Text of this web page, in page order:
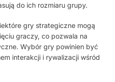
do ich rozmiaru grupy.
gry strategiczne mogą
graczy, co pozwala na
Wybór gry powinien być
interakcji i rywalizacji wśród